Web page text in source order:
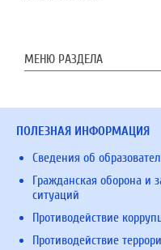
МЕНЮ РАЗДЕЛА
ПОЛЕЗНАЯ ИНФОРМАЦИЯ
Сведения об
Гражданская оборона и
ситуаций
Противодействие
Противодействие